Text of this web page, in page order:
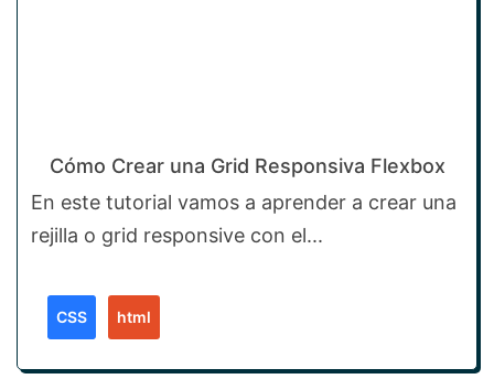
Cómo Crear una Grid Responsiva Flexbox
En este tutorial vamos a aprender a crear una
rejilla o grid responsive con el...
CSS html